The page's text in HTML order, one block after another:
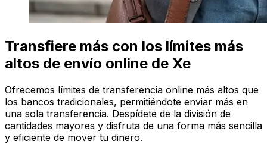
Transfiere más con los límites más
altos de envío online de Xe
Ofrecemos límites de transferencia online más altos que
los bancos tradicionales, permitiéndote enviar más en
una sola transferencia. Despídete de la división de
cantidades mayores y disfruta de una forma más sencilla
y eficiente de mover tu dinero.